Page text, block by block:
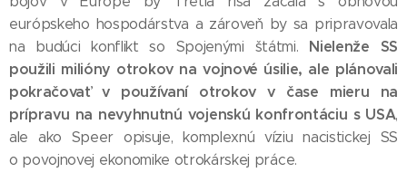
európskeho hospodárstva a zároveň by sa pripravovala
na budúci konflikt so Spojenými štátmi. Nielenže SS
použili milióny otrokov na vojnové úsilie, ale plánovali
pokračovať v používaní otrokov v čase mieru na
prípravu na nevyhnutnú vojenskú konfrontáciu s USA,
ale ako Speer opisuje, komplexnú víziu nacistickej SS
o povojnovej ekonomike otrokárskej práce.